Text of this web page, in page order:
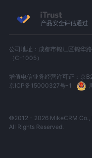
产品安全评估通过
公司地址：成都市锦江区锦华
（C-1005）
增值电信业务经营许可证：京
京ICP备15000327号-1
©2012 - 2026 MikeCRM Co.,
All Rights Reserved.